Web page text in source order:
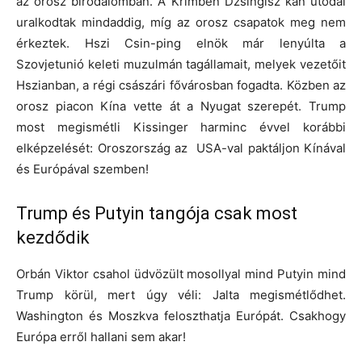
uralkodtak mindaddig, míg az orosz csapatok meg nem
érkeztek. Hszi Csin-ping elnök már lenyúlta a
Szovjetunió keleti muzulmán tagállamait, melyek vezetőit
Hszianban, a régi császári fővárosban fogadta. Közben az
orosz piacon Kína vette át a Nyugat szerepét. Trump
most megismétli Kissinger harminc évvel korábbi
elképzelését: Oroszország az USA-val paktáljon Kínával
és Európával szemben!
Trump és Putyin tangója csak most
kezdődik
Orbán Viktor csahol üdvözült mosollyal mind Putyin mind
Trump körül, mert úgy véli: Jalta megismétlődhet.
Washington és Moszkva feloszthatja Európát. Csakhogy
Európa erről hallani sem akar!